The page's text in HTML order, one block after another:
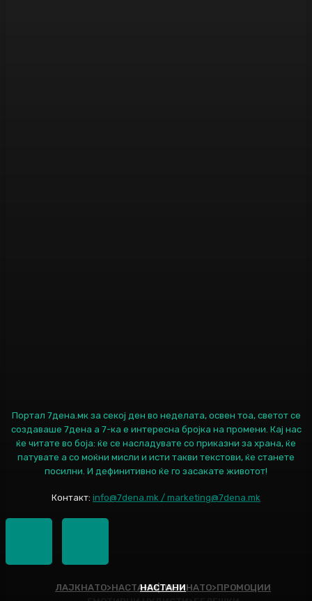
ЛАЈКНАТО>НАСТАНИ|ЛАЈКНАТО>ПРОМОЦИИ
НАСТАНИ
Портал 7дена.мк за секој ден во неделата, освен тоа, светот се
создаваше 7дена а 7-ка е интересна бројка на промени. Кај нас
ќе читате во боја: ќе се насладувате со приказни за храна, ќе
патувате а со моќни мисли и исти такви текстови, ќе станете
посилни. И дефинитивно ќе го засакате животот!
Контакт: info@7dena.mk / marketing@7dena.mk